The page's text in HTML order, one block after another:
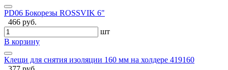
PD06 Бокорезы ROSSVIK 6"
466 руб.
шт
В корзину
Клещи для снятия изоляции 160 мм на холдере 419160